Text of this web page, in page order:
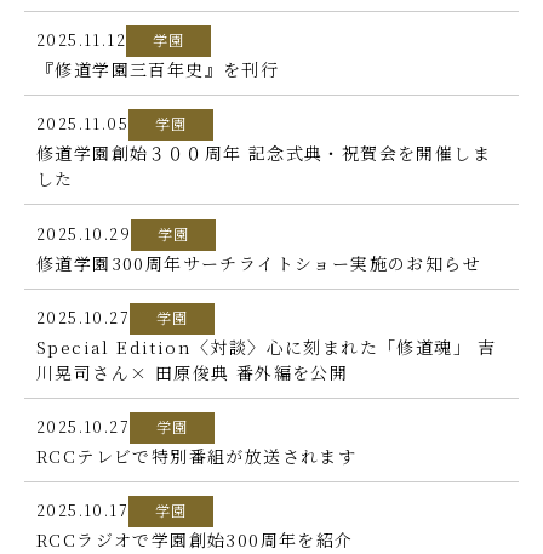
ホーム
ごあいさつ
修道学園のあゆみ
300周年記念事業
300周年インタビュー・メッセージ
300周年記念ムービー
寄附のご案内
2025.11.12 学園
『修道学園三百年史』を刊行
2025.11.05 学園
修道学園創始３００周年 記念式典・祝賀会を開催しま
した
2025.10.29 学園
修道学園300周年サーチライトショー実施のお知らせ
2025.10.27 学園
Special Edition〈対談〉心に刻まれた「修道魂」 吉
川晃司さん× 田原俊典 番外編を公開
2025.10.27 学園
RCCテレビで特別番組が放送されます
2025.10.17 学園
RCCラジオで学園創始300周年を紹介